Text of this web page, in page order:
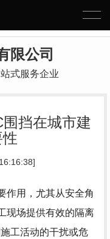
限公司
式服务企业
挡在城市建
作用，尤其从安全角
现场提供有效的隔离
工活动的干扰或危